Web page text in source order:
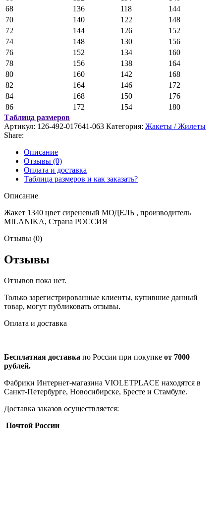
68
136 118
144
70
140 122
148
72
144 126
152
74
148 130
156
76
152 134
160
78
156 138
164
80
160 142
168
82
164 146
172
84
168 150
176
86
172 154
180
Таблица размеров
Артикул: 126-492-017641-063 Категория: Жакеты / Жилеты
Share:
Описание
Отзывы (0)
Оплата и доставка
Таблица размеров и как заказать?
Описание
Жакет 1340 цвет сиреневый МОДЕЛЬ , производитель
MILANIKA, Страна РОССИЯ
Отзывы (0)
Отзывы
Отзывов пока нет.
Только зарегистрированные клиенты, купившие данный
товар, могут публиковать отзывы.
Оплата и доставка
Бесплатная доставка по России при покупке от 7000
рублей.
Фабрики Интернет-магазина VIOLETPLACE находятся в
Санкт-Петербурге, Новосибирске, Бресте и Стамбуле.
Доставка заказов осуществляется:
Почтой России